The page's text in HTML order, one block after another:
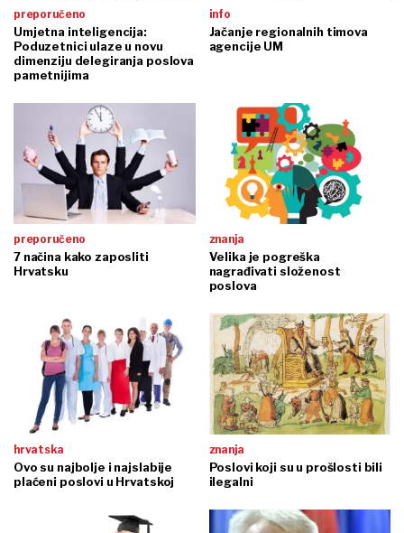
preporučeno
Umjetna inteligencija:
Poduzetnici ulaze u novu
dimenziju delegiranja poslova
pametnijima
info
Jačanje regionalnih timova
agencije UM
preporučeno
7 načina kako zaposliti
Hrvatsku
znanja
Velika je pogreška
nagrađivati složenost
poslova
hrvatska
Ovo su najbolje i najslabije
plaćeni poslovi u Hrvatskoj
znanja
Poslovi koji su u prošlosti bili
ilegalni